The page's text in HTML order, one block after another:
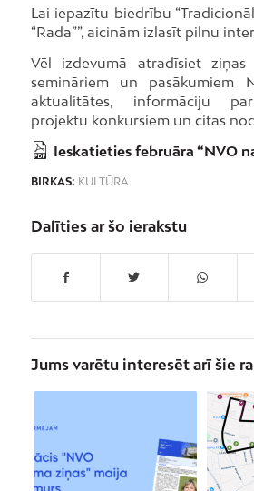
Lai iepazītu biedrību
“Rada””, aicinām izlasīt pilnu
Vēl izdevumā atradīsiet ziņas
semināriem un pasākumiem
aktualitātes, informāciju
projektu konkursiem un citas
Ieskatieties februāra “NVO
BIRKAS: KULTŪRA
Dalīties ar šo ierakstu
Jums varētu interesēt arī šie